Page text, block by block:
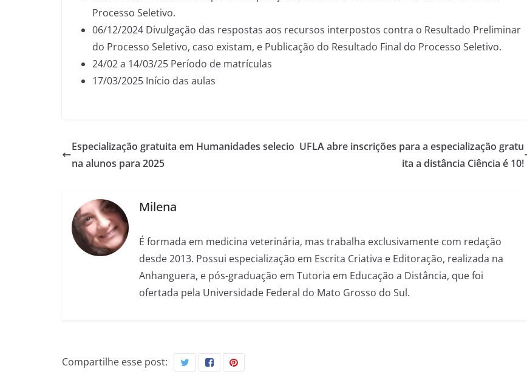
Processo Seletivo.
06/12/2024 Divulgação das respostas aos recursos interpostos contra o Resultado Preliminar
do Processo Seletivo, caso existam, e Publicação do Resultado Final do Processo Seletivo.
24/02 a 14/03/25 Período de matrículas
17/03/2025 Início das aulas
Especialização gratuita em Humanidades selecio
na alunos para 2025
UFLA abre inscrições para a especialização gratu
ita a distância Ciência é 10!
Milena
É formada em medicina veterinária, mas trabalha exclusivamente com redação
desde 2013. Possui especialização em Escrita Criativa e Editoração, realizada na
Anhanguera, e pós-graduação em Tutoria em Educação a Distância, que foi
ofertada pela Universidade Federal do Mato Grosso do Sul.
Compartilhe esse post: